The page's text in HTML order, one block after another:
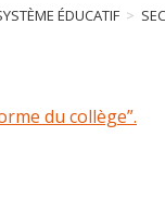
ÉDUCATIF >
du collège”.